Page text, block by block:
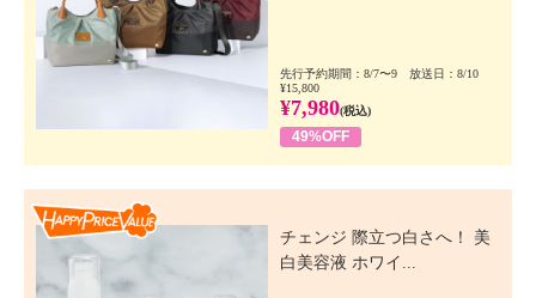
先行予約期間：8/7〜9 放送日：8/10
¥15,800
¥7,980(税込)
49%OFF
チェンジ 際立つ白さへ！ 美
白美容液 ホワイ...